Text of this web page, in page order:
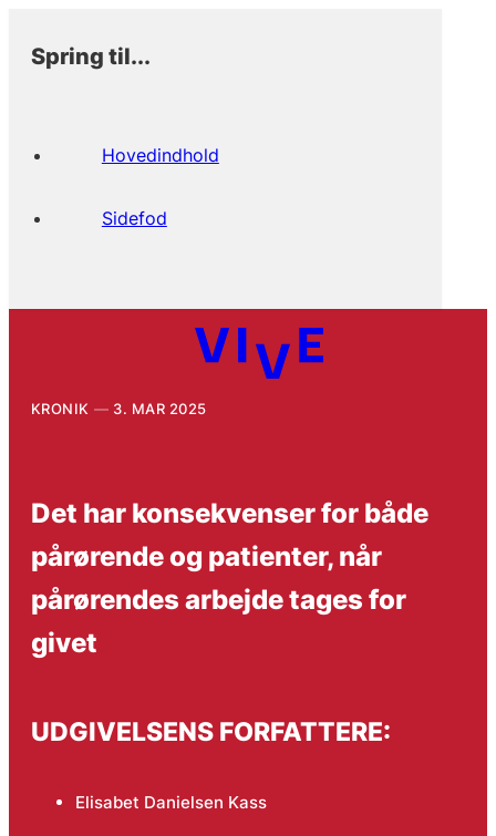
Spring til...
Hovedindhold
Sidefod
KRONIK 3. MAR 2025
Det har konsekvenser for både
pårørende og patienter, når
pårørendes arbejde tages for
givet
UDGIVELSENS FORFATTERE:
Elisabet Danielsen Kass